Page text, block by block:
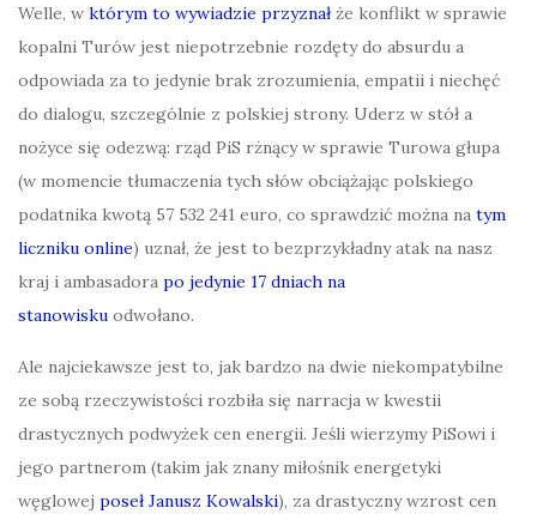
Welle, w którym to wywiadzie przyznałże konflikt w sprawie
kopalni Turów jest niepotrzebnie rozdęty do absurdu a
odpowiada za to jedynie brak zrozumienia, empatii i niechęć
do dialogu, szczególnie z polskiej strony. Uderz w stół a
nożyce się odezwą: rząd PiS rżnący w sprawie Turowa głupa
(w momencie tłumaczenia tych słów obciążając polskiego
podatnika kwotą 57 532 241 euro, co sprawdzić można na tym
liczniku online) uznał, że jest to bezprzykładny atak na nasz
kraj i ambasadora po jedynie 17 dniach na
stanowisku odwołano.
Ale najciekawsze jest to, jak bardzo na dwie niekompatybilne
ze sobą rzeczywistości rozbiła się narracja w kwestii
drastycznych podwyżek cen energii. Jeśli wierzymy PiSowi i
jego partnerom (takim jak znany miłośnik energetyki
węglowej poseł Janusz Kowalski), za drastyczny wzrost cen